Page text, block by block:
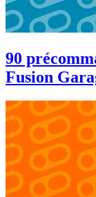
90
Fusion